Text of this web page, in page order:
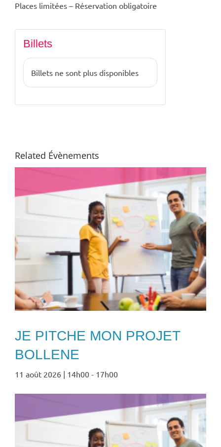
Places limitées – Réservation obligatoire
Billets
Billets ne sont plus disponibles
Related Évènements
JE PITCHE MON PROJET
BOLLENE
11 août 2026 | 14h00 - 17h00